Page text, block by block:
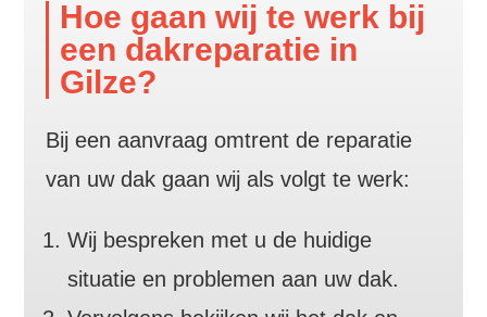
Hoe gaan wij te werk bij
een dakreparatie in
Gilze?
Bij een aanvraag omtrent de reparatie
van uw dak gaan wij als volgt te werk:
Wij bespreken met u de huidige
situatie en problemen aan uw dak.